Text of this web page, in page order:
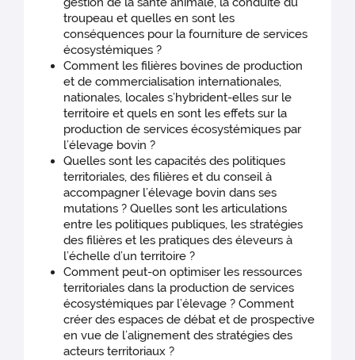
troupeau et quelles en sont les
conséquences pour la fourniture de services
écosystémiques ?
Comment les filières bovines de production
et de commercialisation internationales,
nationales, locales s’hybrident-elles sur le
territoire et quels en sont les effets sur la
production de services écosystémiques par
l’élevage bovin ?
Quelles sont les capacités des politiques
territoriales, des filières et du conseil à
accompagner l’élevage bovin dans ses
mutations ? Quelles sont les articulations
entre les politiques publiques, les stratégies
des filières et les pratiques des éleveurs à
l’échelle d’un territoire ?
Comment peut-on optimiser les ressources
territoriales dans la production de services
écosystémiques par l’élevage ? Comment
créer des espaces de débat et de prospective
en vue de l’alignement des stratégies des
acteurs territoriaux ?